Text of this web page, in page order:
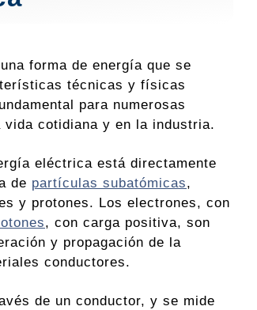
forma de energía que se
técnicas y físicas
para numerosas
cotidiana y en la industria.
eléctrica está directamente
de partículas subatómicas,
y protones. Los electrones, con
, con carga positiva, son
y propagación de la
conductores.
de un conductor, y se mide